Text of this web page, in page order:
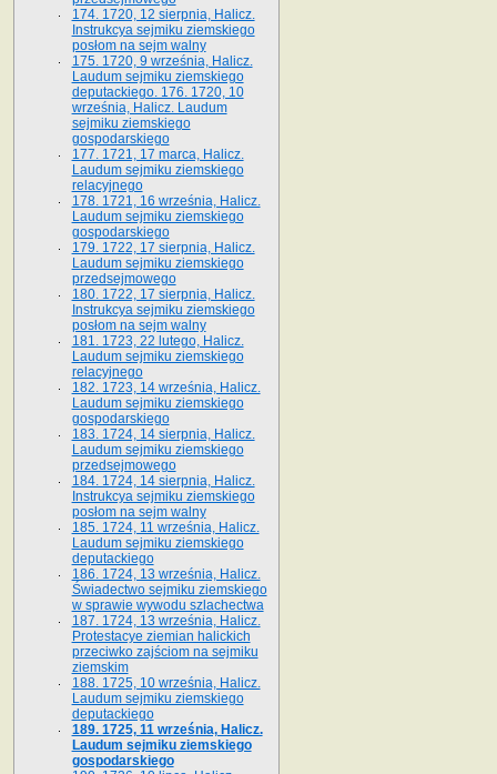
174. 1720, 12 sierpnia, Halicz.
Instrukcya sejmiku ziemskiego
posłom na sejm walny
175. 1720, 9 września, Halicz.
Laudum sejmiku ziemskiego
deputackiego. 176. 1720, 10
września, Halicz. Laudum
sejmiku ziemskiego
gospodarskiego
177. 1721, 17 marca, Halicz.
Laudum sejmiku ziemskiego
relacyjnego
178. 1721, 16 września, Halicz.
Laudum sejmiku ziemskiego
gospodarskiego
179. 1722, 17 sierpnia, Halicz.
Laudum sejmiku ziemskiego
przedsejmowego
180. 1722, 17 sierpnia, Halicz.
Instrukcya sejmiku ziemskiego
posłom na sejm walny
181. 1723, 22 lutego, Halicz.
Laudum sejmiku ziemskiego
relacyjnego
182. 1723, 14 września, Halicz.
Laudum sejmiku ziemskiego
gospodarskiego
183. 1724, 14 sierpnia, Halicz.
Laudum sejmiku ziemskiego
przedsejmowego
184. 1724, 14 sierpnia, Halicz.
Instrukcya sejmiku ziemskiego
posłom na sejm walny
185. 1724, 11 września, Halicz.
Laudum sejmiku ziemskiego
deputackiego
186. 1724, 13 września, Halicz.
Świadectwo sejmiku ziemskiego
w sprawie wywodu szlachectwa
187. 1724, 13 września, Halicz.
Protestacye ziemian halickich
przeciwko zajściom na sejmiku
ziemskim
188. 1725, 10 września, Halicz.
Laudum sejmiku ziemskiego
deputackiego
189. 1725, 11 września, Halicz.
Laudum sejmiku ziemskiego
gospodarskiego